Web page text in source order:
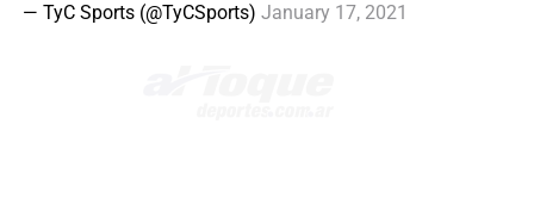
— TyC Sports (@TyCSports) January 17, 2021